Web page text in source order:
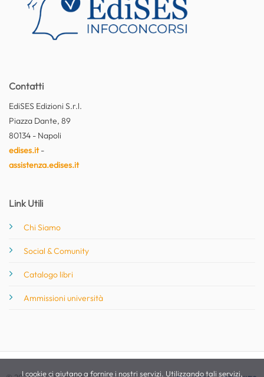
Contatti
EdiSES Edizioni S.r.l.
Piazza Dante, 89
80134 - Napoli
edises.it-
assistenza.edises.it
Link Utili
Chi Siamo
Social & Comunity
Catalogo libri
Ammissioni università
I cookie ci aiutano a fornire i nostri servizi. Utilizzando tali servizi,